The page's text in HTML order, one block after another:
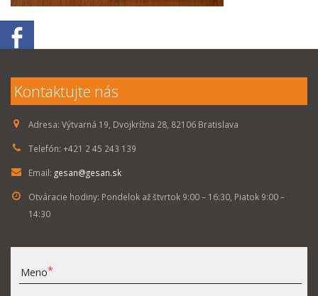
Kontaktujte nás
Adresa: Výtvarná 19, Dvojkrížna 28, 82106 Bratislava
Telefón: +421 2 45 243 139
Email: gesan@gesan.sk
Otváracie hodiny: Pondelok až štvrtok 9:00 – 16:30, Piatok 9:00 –
14:30
Meno